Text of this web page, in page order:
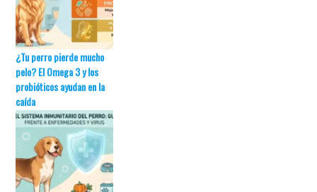
¿Tu perro pierde mucho
pelo? El Omega 3 y los
probióticos ayudan en la
caída